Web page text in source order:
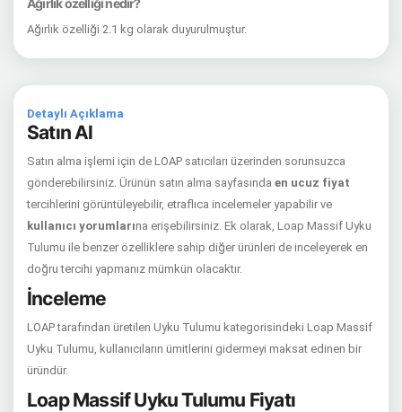
Ağırlık özelliği nedir?
Ağırlık özelliği 2.1 kg olarak duyurulmuştur.
Detaylı Açıklama
Satın Al
Satın alma işlemi için de LOAP satıcıları üzerinden sorunsuzca
gönderebilirsiniz. Ürünün satın alma sayfasında en ucuz fiyat
tercihlerini görüntüleyebilir, etraflıca incelemeler yapabilir ve
kullanıcı yorumlarına erişebilirsiniz. Ek olarak, Loap Massif Uyku
Tulumu ile benzer özelliklere sahip diğer ürünleri de inceleyerek en
doğru tercihi yapmanız mümkün olacaktır.
İnceleme
LOAP tarafından üretilen Uyku Tulumu kategorisindeki Loap Massif
Uyku Tulumu, kullanıcıların ümitlerini gidermeyi maksat edinen bir
üründür.
Loap Massif Uyku Tulumu Fiyatı